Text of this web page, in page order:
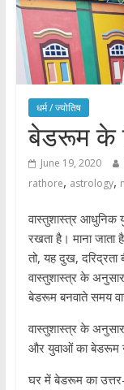
धर्म / ज्योतिष
बेडरूम के
June 19, 2020
rathore, astrology,
वास्तुशास्त्र आधुनिक
रखता है। माना जाता
तो, यह दुख, दरिद्रता
वास्तुशास्त्र के
बेडरूम बनवाते समय
वास्तुशास्त्र के
और युवाओं का बेडरूम
घर में बेडरूम का उत्तर-